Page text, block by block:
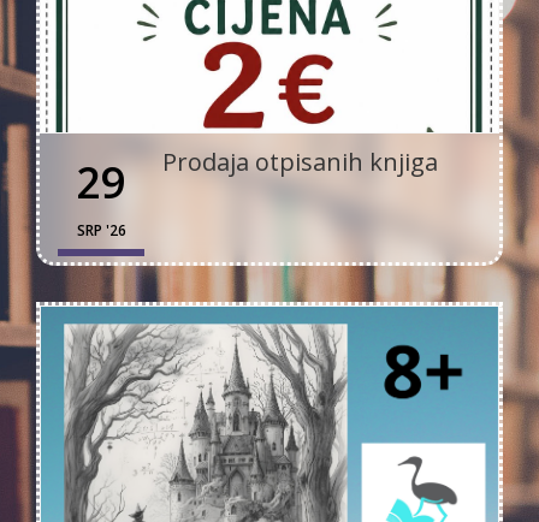
29
SRP '26
Prodaja otpisanih knjiga